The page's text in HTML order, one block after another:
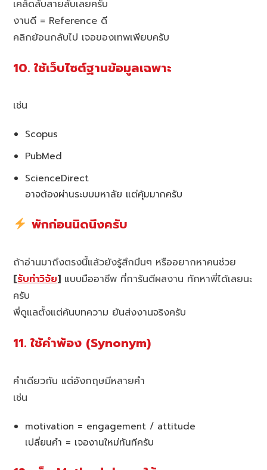
เคล็ดลับสายลับเลยครับ
งานดี = Reference ดี
คลิกย้อนกลับไป เจอของเทพเพียบครับ
10. ใช้เว็บไซต์ฐานข้อมูลเฉพาะ
เช่น
Scopus
PubMed
ScienceDirect
อาจต้องผ่านระบบมหาลัย แต่คุ้มมากครับ
พักก่อนนิดนึงครับ
ถ้าอ่านมาถึงตรงนี้แล้วยังรู้สึกมึนๆ หรืออยากหาคนช่วย
[รับทำวิจัย] แบบมืออาชีพ ที่การันตีผลงาน ทักหาพี่ได้เลยนะ
ครับ
พี่ดูแลตั้งแต่ค้นบทความ ยันส่งงานจริงครับ
11. ใช้คำพ้อง (Synonym)
คำเดียวกัน แต่อังกฤษมีหลายคำ
เช่น
motivation = engagement / attitude
เปลี่ยนคำ = เจองานใหม่ทันทีครับ